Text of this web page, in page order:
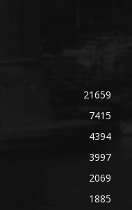
21659
7415
4394
3997
2069
1885